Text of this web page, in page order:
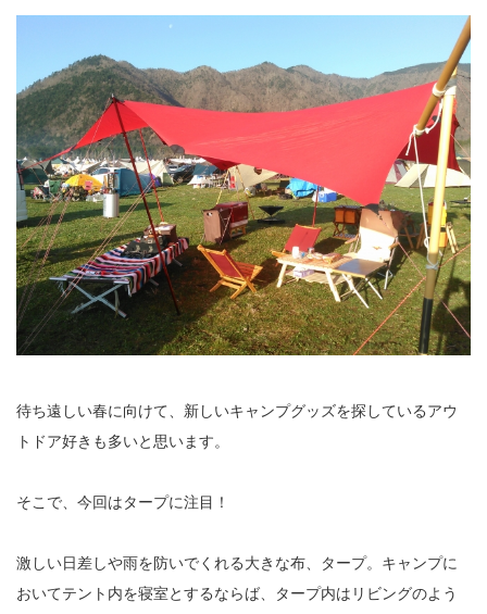
待ち遠しい春に向けて、新しいキャンプグッズを探しているアウ
トドア好きも多いと思います。
そこで、今回はタープに注目！
激しい日差しや雨を防いでくれる大きな布、タープ。キャンプに
おいてテント内を寝室とするならば、タープ内はリビングのよう